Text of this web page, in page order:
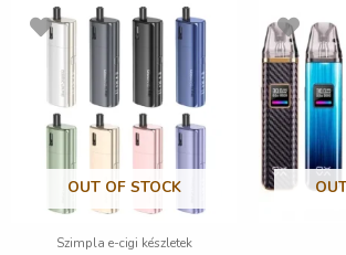
OUT OF STOCK
Szimpla e-cigi készletek